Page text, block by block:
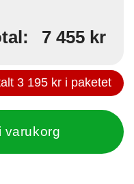
7 455 kr
3 195 kr i paketet
varukorg